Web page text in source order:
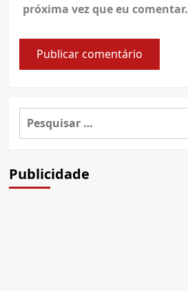
próxima vez que eu comentar.
Pesquisar
por:
Publicidade